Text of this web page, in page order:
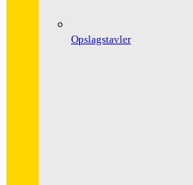
Opslagstavler